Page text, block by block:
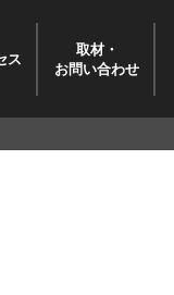
ス
取材・
お問い合わせ